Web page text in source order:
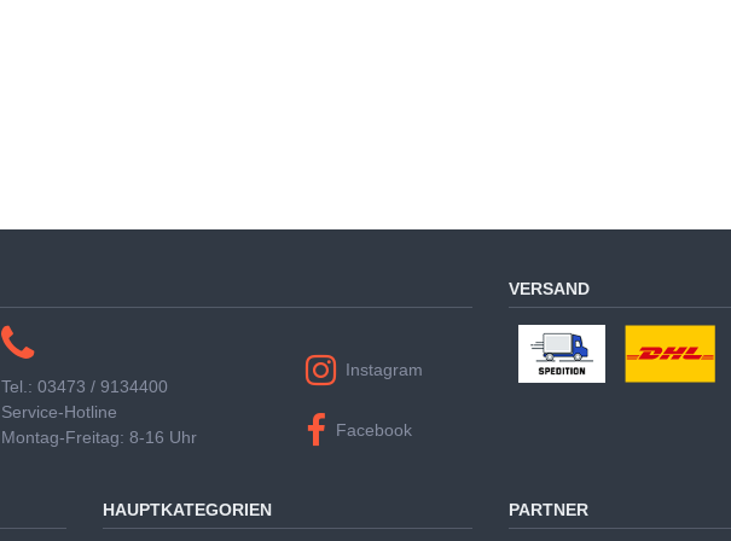
Tel.: 03473 / 9134400
Service-Hotline
Montag-Freitag: 8-16 Uhr
Instagram
Facebook
VERSAND
HAUPTKATEGORIEN PARTNER